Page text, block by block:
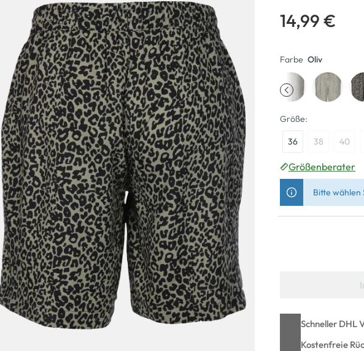
14,99 €
Farbe Oliv
Größe:
36 38 40
Größenberater
Bitte wählen
Schneller DHL
Kostenfreie